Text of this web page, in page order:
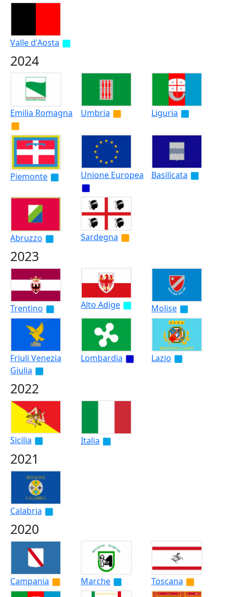
Valle d'Aosta
2024
Emilia Romagna Umbria Liguria
Piemonte Unione Europea Basilicata
Abruzzo Sardegna
2023
Trentino Alto Adige Molise
Friuli Venezia
Giulia
Lombardia Lazio
2022
Sicilia Italia
2021
Calabria
2020
Campania Marche Toscana